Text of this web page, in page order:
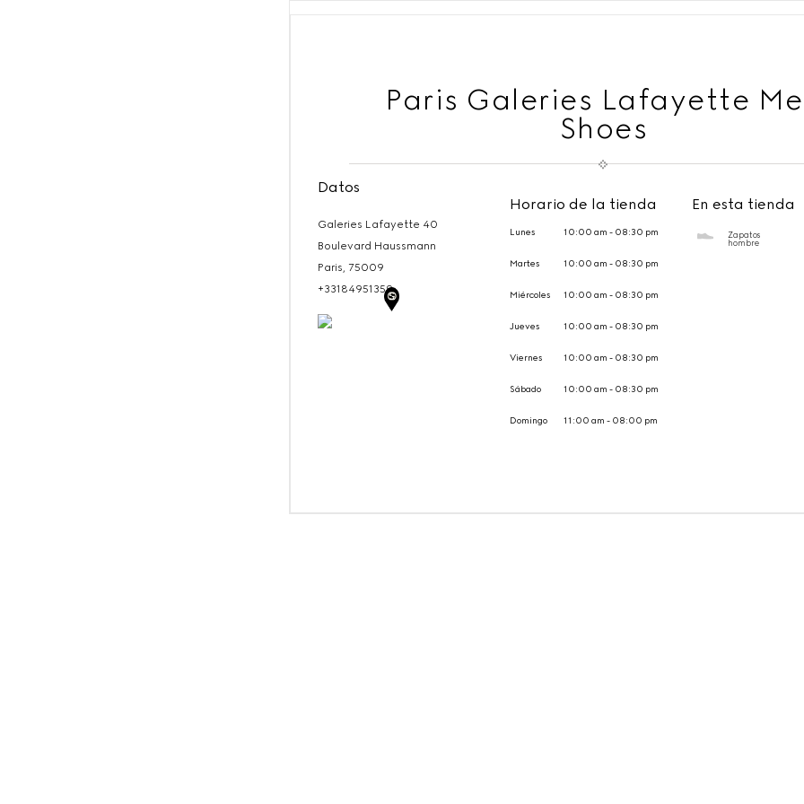
Paris Galeries Lafayette
Shoes
Datos
Galeries Lafayette 40
Boulevard Haussmann
Paris, 75009
+33184951359
Horario de la tienda
Lunes 10:00 am - 08:30 pm
Martes 10:00 am - 08:30 pm
Miércoles 10:00 am - 08:30 pm
Jueves 10:00 am - 08:30 pm
Viernes 10:00 am - 08:30 pm
Sábado 10:00 am - 08:30 pm
Domingo 11:00 am - 08:00 pm
En esta tienda
Zapatos
hombre